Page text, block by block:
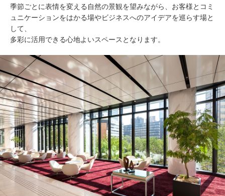
季節ごとに表情を変える自然の景観を望みながら、お客様とコミ
ュニケーションをはかる場やビジネスへのアイデアを巡らす場と
して、
多彩に活用できる心地よいスペースとなります。